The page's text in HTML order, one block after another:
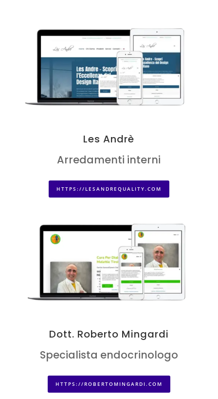
Les Andrè
Arredamenti interni
HTTPS://LESANDREQUALITY.COM
Dott. Roberto Mingardi
Specialista endocrinologo
HTTPS://ROBERTOMINGARDI.COM